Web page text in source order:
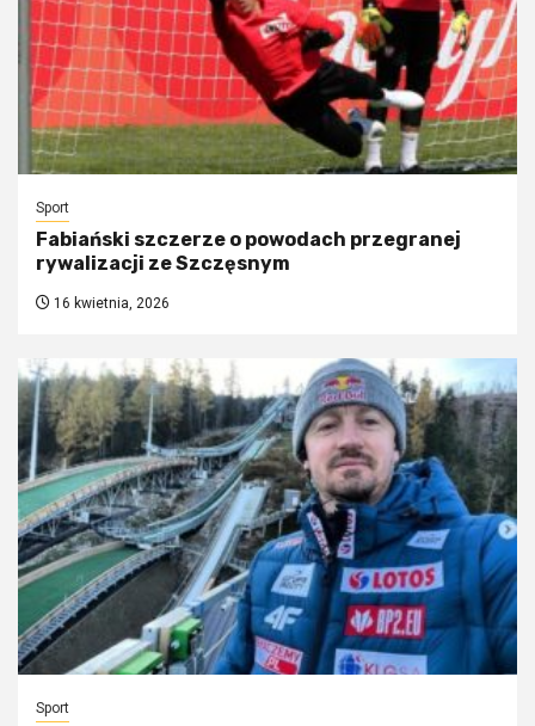
Sport
Fabiański szczerze o powodach przegranej
rywalizacji ze Szczęsnym
16 kwietnia, 2026
Sport